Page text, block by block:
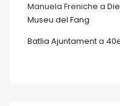
Manuela Freniche a
Museu del Fang
Batlia Ajuntamenta